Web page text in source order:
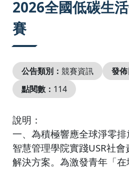
2026全國低碳生
賽
公告類別： 競賽資訊 發佈
點閱數： 114
說明：
一、為積極響應全球淨零
智慧管理學院實踐USR社
解決方案。為激發青年「